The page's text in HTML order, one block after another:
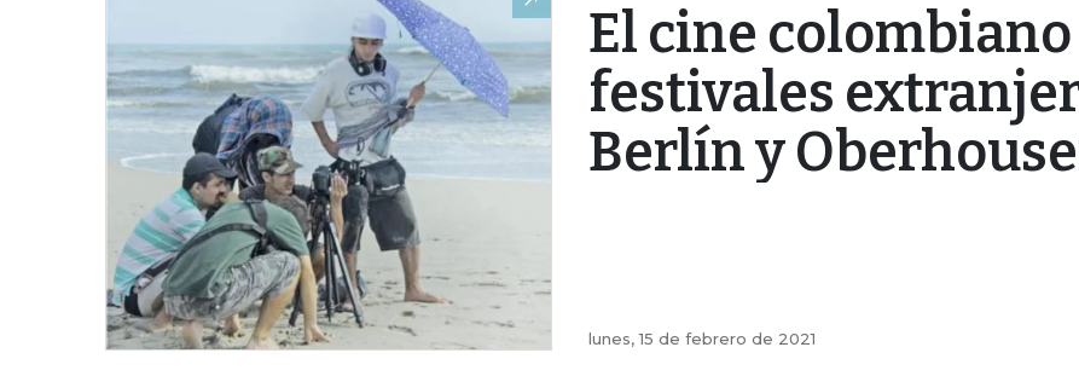
El cine
festivales
Berlín y
lunes, 15 de febrero de 2021